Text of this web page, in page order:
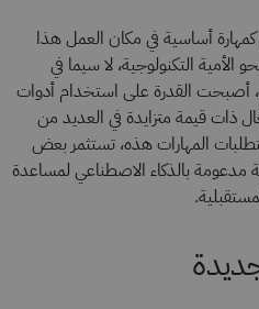
أساسية في مكان العمل هذا
الأمية التكنولوجية، لا سيما في
أصبحت القدرة على استخدام أدوات
ذات قيمة متزايدة في العديد من
المهارات هذه، تستثمر بعض
بالذكاء الاصطناعي لمساعدة